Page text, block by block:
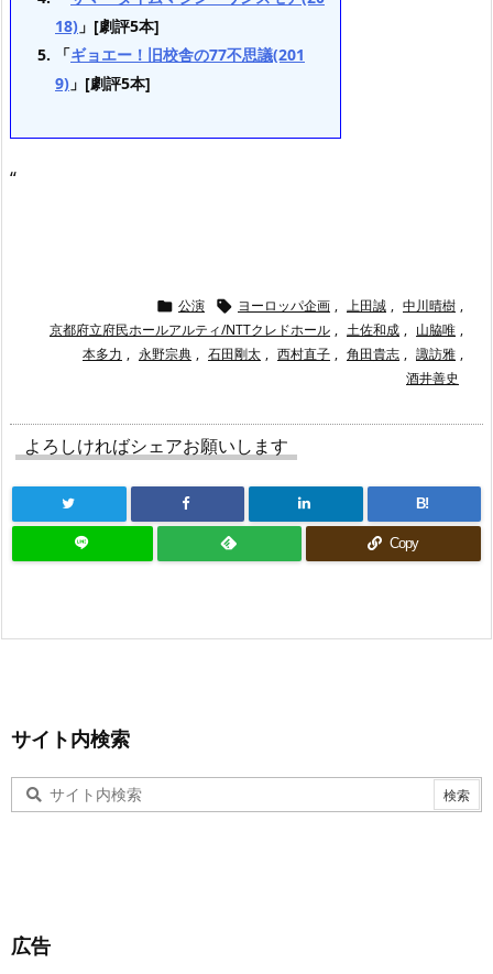
18) 」[劇評5本]
「ギョエー！旧校舎の77不思議(201
9) 」[劇評5本]
“
 公演  ヨーロッパ企画 , 上田誠 , 中川晴樹 ,
京都府立府民ホールアルティ/NTTクレドホール , 土佐和成 , 山脇唯 ,
本多力 , 永野宗典 , 石田剛太 , 西村直子 , 角田貴志 , 諏訪雅 ,
酒井善史
よろしければシェアお願いします
B!
Copy
サイト内検索
広告